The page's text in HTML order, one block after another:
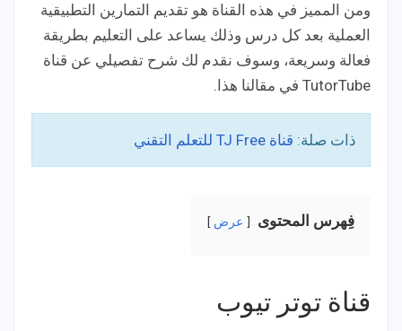
ومن المميز في هذه القناة هو تقديم التمارين التطبيقية
العملية بعد كل درس وذلك يساعد على التعليم بطريقة
فعالة وسريعة، وسوف نقدم لك شرح تفصيلي عن قناة
TutorTube في مقالنا هذا.
ذات صلة: قناة TJ Free للتعلم التقني
فِهرس المحتوى عرض
قناة توتر تيوب